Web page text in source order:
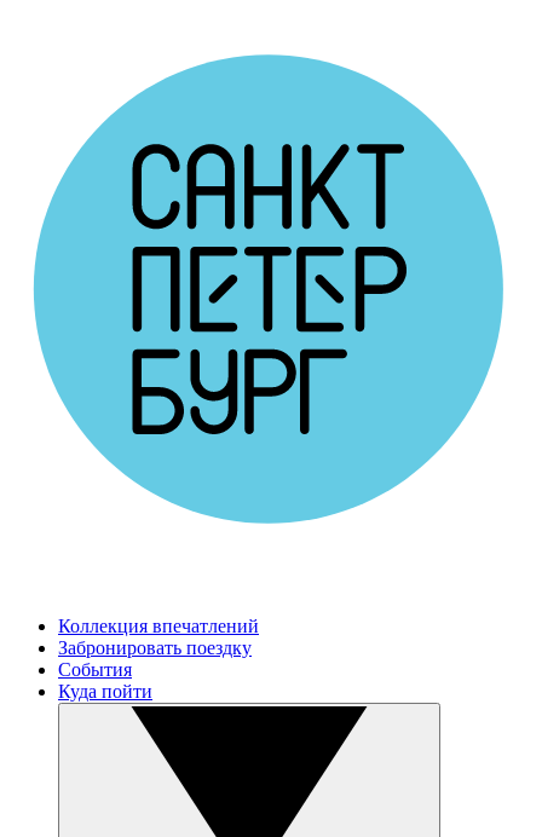
Коллекция впечатлений
Забронировать поездку
События
Куда пойти